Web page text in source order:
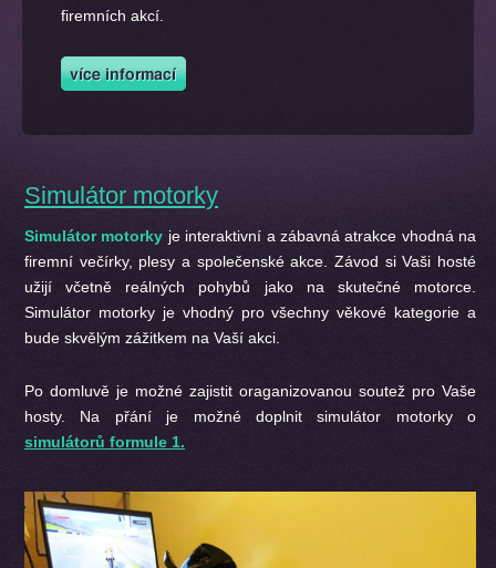
firemních akcí.
Simulátor motorky
Simulátor motorky je interaktivní a zábavná atrakce vhodná na
firemní večírky, plesy a společenské akce. Závod si Vaši hosté
užijí včetně reálných pohybů jako na skutečné motorce.
Simulátor motorky je vhodný pro všechny věkové kategorie a
bude skvělým zážitkem na Vaší akci.
Po domluvě je možné zajistit oraganizovanou soutež pro Vaše
hosty. Na přání je možné doplnit simulátor motorky o
simulátorů formule 1.